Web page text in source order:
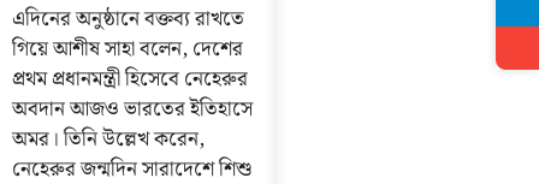
এদিনের অনুষ্ঠানে বক্তব্য রাখতে
গিয়ে আশীষ সাহা বলেন, দেশের
প্রথম প্রধানমন্ত্রী হিসেবে নেহেরুর
অবদান আজও ভারতের ইতিহাসে
অমর। তিনি উল্লেখ করেন,
নেহেরুর জন্মদিন সারাদেশে শিশু